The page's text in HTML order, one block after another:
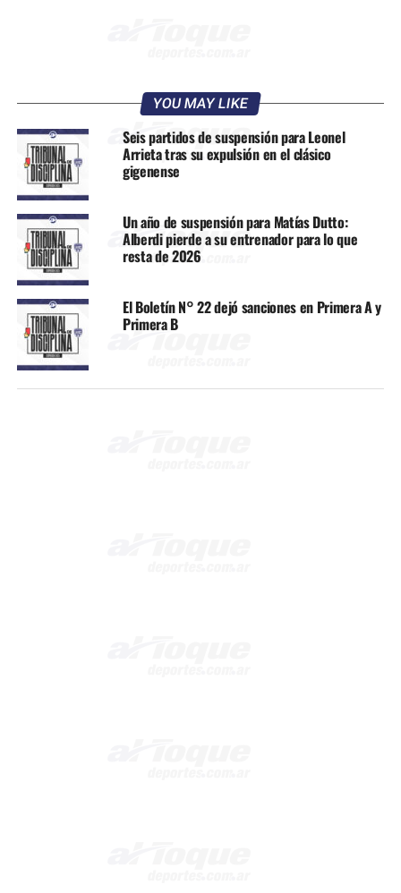
YOU MAY LIKE
Seis partidos de suspensión para Leonel
Arrieta tras su expulsión en el clásico
gigenense
Un año de suspensión para Matías Dutto:
Alberdi pierde a su entrenador para lo que
resta de 2026
El Boletín N° 22 dejó sanciones en Primera A y
Primera B